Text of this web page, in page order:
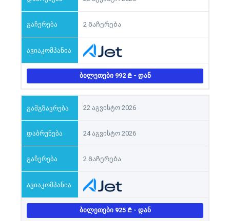
2 Გაჩერება
ᲑᲘᲚᲔᲗᲔᲑᲘ 992 - ᲓᲐᲜ
22 აგვისტო 2026
24 აგვისტო 2026
2 Გაჩერება
ᲑᲘᲚᲔᲗᲔᲑᲘ 925 - ᲓᲐᲜ